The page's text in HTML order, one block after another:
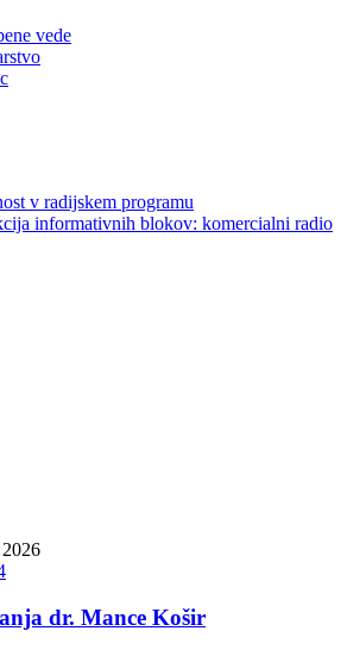
vede
v radijskem programu
informativnih blokov: komercialni radio
dr. Mance Košir